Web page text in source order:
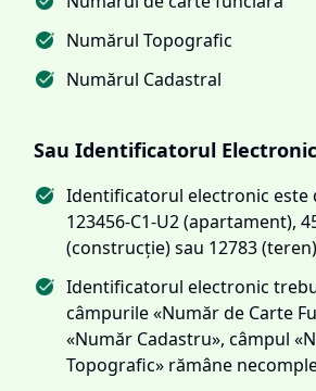
Numărul Topografic
Numărul Cadastral
Sau Identificatorul Electronic
Identificatorul electronic este
123456-C1-U2 (apartament),
(construcție) sau 12783 (teren)
Identificatorul electronic
câmpurile «Număr de Carte
«Număr Cadastru», câmpul
Topografic» rămâne